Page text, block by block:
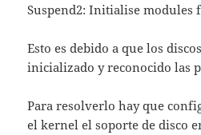
Suspend2: Initialise modules
Esto es debido a que los
inicializado y reconocido las
Para resolverlo hay que
el kernel el soporte de disco